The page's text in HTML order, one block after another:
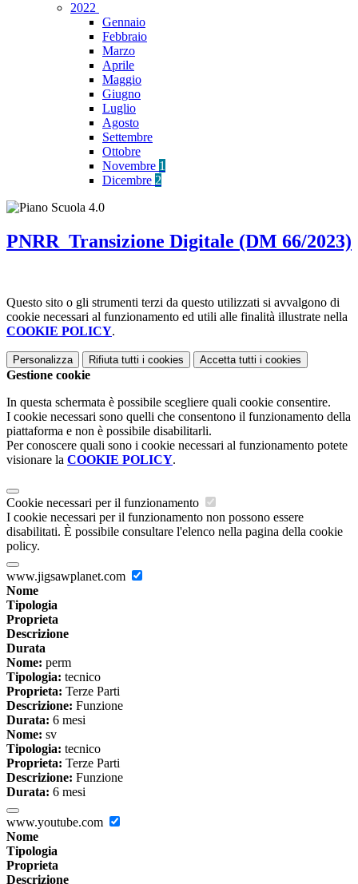
2022
Gennaio
Febbraio
Marzo
Aprile
Maggio
Giugno
Luglio
Agosto
Settembre
Ottobre
Novembre 1
Dicembre 2
PNRR_Transizione Digitale (DM 66/2023)
Questo sito o gli strumenti terzi da questo utilizzati si avvalgono di
cookie necessari al funzionamento ed utili alle finalità illustrate nella
COOKIE POLICY.
Personalizza Rifiuta tutti i cookies Accetta tutti i cookies
Gestione cookie
In questa schermata è possibile scegliere quali cookie consentire.
I cookie necessari sono quelli che consentono il funzionamento della
piattaforma e non è possibile disabilitarli.
Per conoscere quali sono i cookie necessari al funzionamento potete
visionare la COOKIE POLICY.
Cookie necessari per il funzionamento
I cookie necessari per il funzionamento non possono essere
disabilitati. È possibile consultare l'elenco nella pagina della cookie
policy.
www.jigsawplanet.com
Nome
Tipologia
Proprieta
Descrizione
Durata
Nome: perm
Tipologia: tecnico
Proprieta: Terze Parti
Descrizione: Funzione
Durata: 6 mesi
Nome: sv
Tipologia: tecnico
Proprieta: Terze Parti
Descrizione: Funzione
Durata: 6 mesi
www.youtube.com
Nome
Tipologia
Proprieta
Descrizione